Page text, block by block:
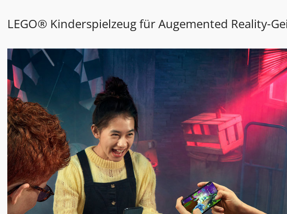
LEGO® Kinderspielzeug für Augemented Reality-